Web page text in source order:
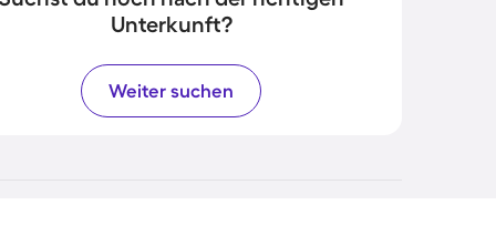
Unterkunft?
Weiter suchen